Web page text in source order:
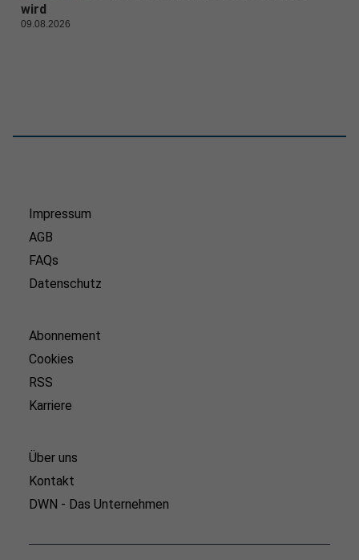
wird
09.08.2026
Impressum
AGB
FAQs
Datenschutz
Abonnement
Cookies
RSS
Karriere
Über uns
Kontakt
DWN - Das Unternehmen